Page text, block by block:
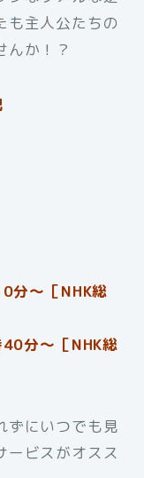
も主人公たちの
んか！？
分～［NHK総
分〜［NHK総
ずにいつでも見
ービスがオスス